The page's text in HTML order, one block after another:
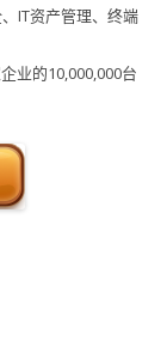
IT资产管理、终端
业的10,000,000台